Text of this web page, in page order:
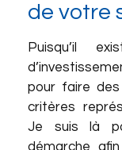
de votre
Puisqu’il
pour faire
critères
Je suis là
démarche